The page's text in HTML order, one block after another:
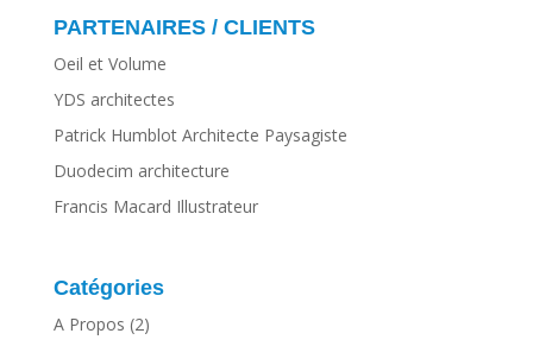
PARTENAIRES / CLIENTS
Oeil et Volume
YDS architectes
Patrick Humblot Architecte Paysagiste
Duodecim architecture
Francis Macard Illustrateur
Catégories
A Propos (2)